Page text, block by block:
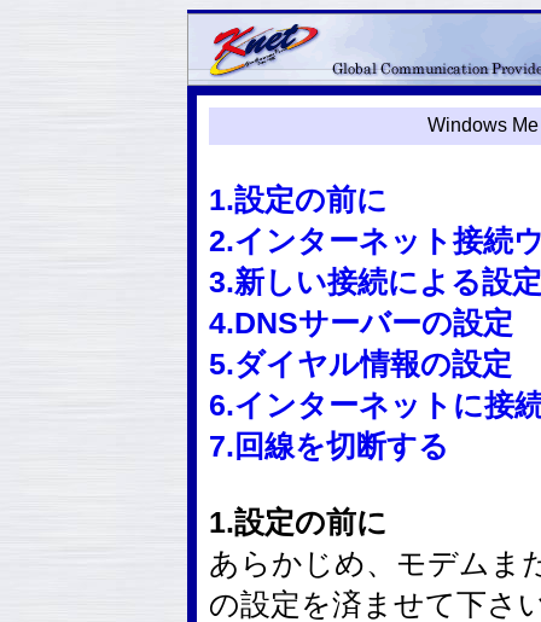
Windows
1.設定の前に
2.インターネット接続
3.新しい接続による設定
4.DNSサーバーの設定
5.ダイヤル情報の設定
6.インターネットに接
7.回線を切断する
1.設定の前に
あらかじめ、モデムま
の設定を済ませて下さ